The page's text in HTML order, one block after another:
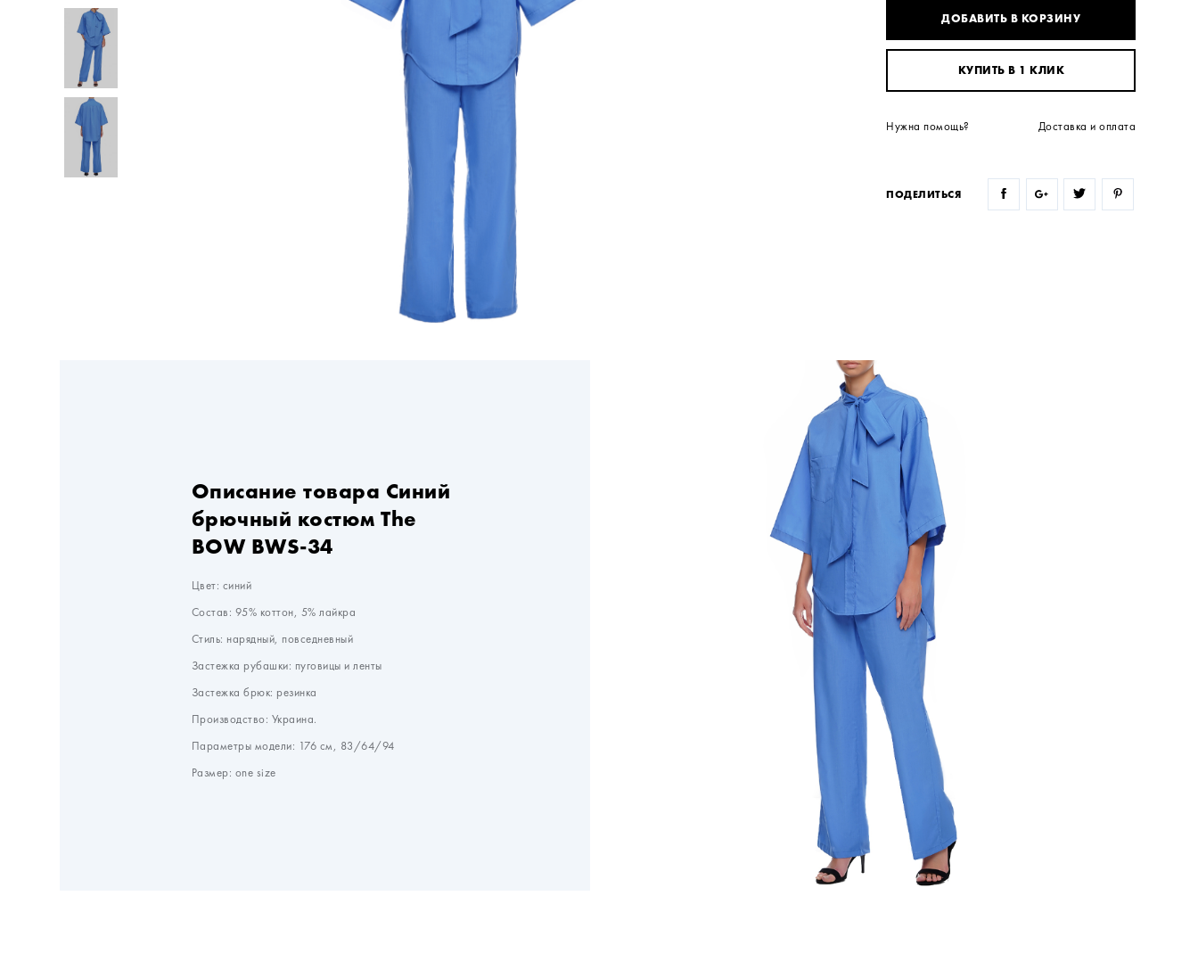
ДОБАВИТЬ В КОРЗИНУ
КУПИТЬ В 1 КЛИК
Доставка и оплата
Нужна помощь?
ПОДЕЛИТЬСЯ
Описание товара Синий
брючный костюм The
BOW BWS-34
Цвет: синий
Состав: 95% коттон, 5% лайкра
Cтиль: нарядный, повседневный
Застежка рубашки: пуговицы и ленты
Застежка брюк: резинка
Производство: Украина.
Параметры модели: 176 см, 83/64/94
Размер: one size